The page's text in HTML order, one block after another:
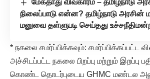
மேகதாது விவகாரம் – தமிழ்நாடு
நிலைப்பாடு என்ன? தமிழ்நாடு அரசின்
மனுவை தள்ளுபடி செய்தது
* நகலை சமர்ப்பிக்கவும்:
அச்சிடப்பட்ட நகலை பிறப்பு மற்றும் இறப்பு
கொண்ட தொடர்புடைய GHMC மண்டல